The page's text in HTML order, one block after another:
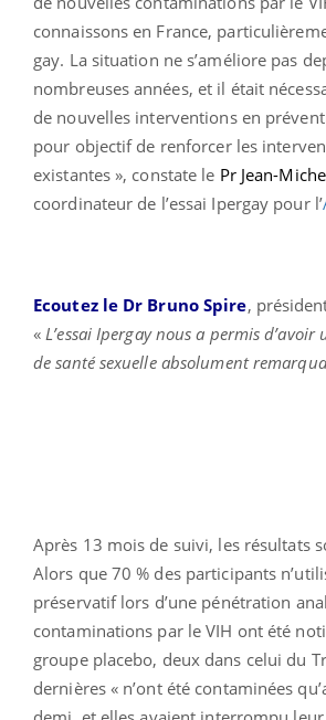
connaissons en France,
gay. La situation ne s’améliore pas
nombreuses années, et il était
de nouvelles interventions en
pour objectif de renforcer les
existantes », constate le Pr Jean-
coordinateur de l’essai Ipergay pour l’
Ecoutez le Dr Bruno Spire,
« L’essai Ipergay nous a permis
de santé sexuelle absolument
Après 13 mois de suivi, les résultats
Alors que 70 % des participants
préservatif lors d’une pénétration
contaminations par le VIH ont été
groupe placebo, deux dans celui du
dernières « n’ont été contaminées